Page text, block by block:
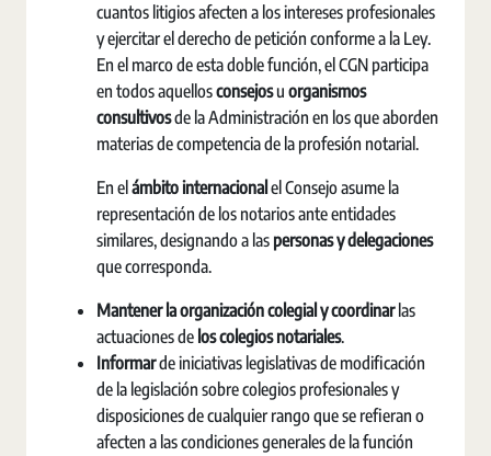
cuantos litigios afecten a los intereses profesionales
y ejercitar el derecho de petición conforme a la Ley.
En el marco de esta doble función, el CGN participa
en todos aquellosconsejosu organismos
consultivosde la Administración en los que aborden
materias de competencia de la profesión notarial.
En el ámbito internacional el Consejo asume la
representación de los notarios ante entidades
similares, designando a las personas y delegaciones
que corresponda.
Mantener la organización colegial y coordinarlas
actuaciones de los colegios notariales.
Informarde iniciativas legislativas de modificación
de la legislación sobre colegios profesionales y
disposiciones de cualquier rango que se refieran o
afecten a las condiciones generales de la función